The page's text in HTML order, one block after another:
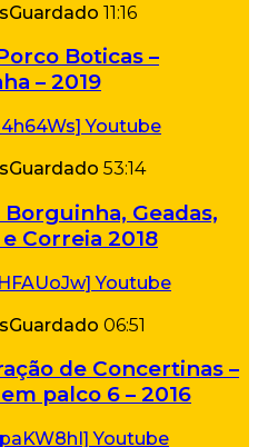
Guardado 11:16
Boticas –
– 2019
Guardado 53:14
Geadas,
Correia 2018
Guardado 06:51
de Concertinas –
palco 6 – 2016